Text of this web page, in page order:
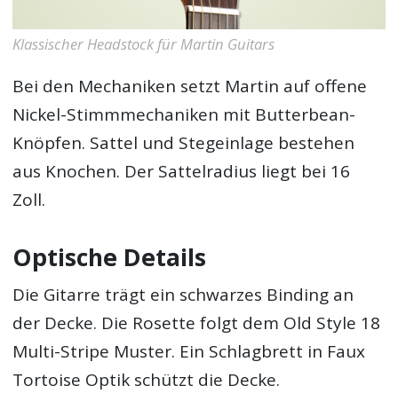
Klassischer Headstock für Martin Guitars
Bei den Mechaniken setzt Martin auf offene
Nickel-Stimmmechaniken mit Butterbean-
Knöpfen. Sattel und Stegeinlage bestehen
aus Knochen. Der Sattelradius liegt bei 16
Zoll.
Optische Details
Die Gitarre trägt ein schwarzes Binding an
der Decke. Die Rosette folgt dem Old Style 18
Multi-Stripe Muster. Ein Schlagbrett in Faux
Tortoise Optik schützt die Decke.